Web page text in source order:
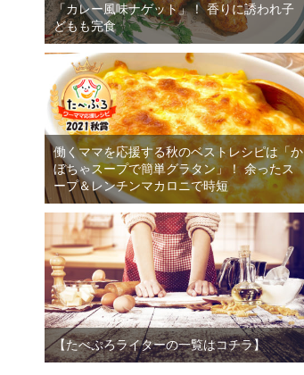
「カレー風味ナゲット」！ 香りに誘われ子
どもも完食
働くママを応援する秋のベストレシピは「か
ぼちゃスープで簡単グラタン」！ 余ったス
ープ＆レンチンマカロニで時短
【たべぷろライターの一覧はコチラ】